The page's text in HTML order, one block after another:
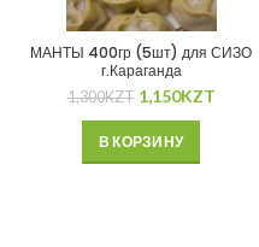
МАНТЫ 400гр (5шт) для СИЗО
г.Караганда
1,300KZT 1,150KZT
В КОРЗИНУ